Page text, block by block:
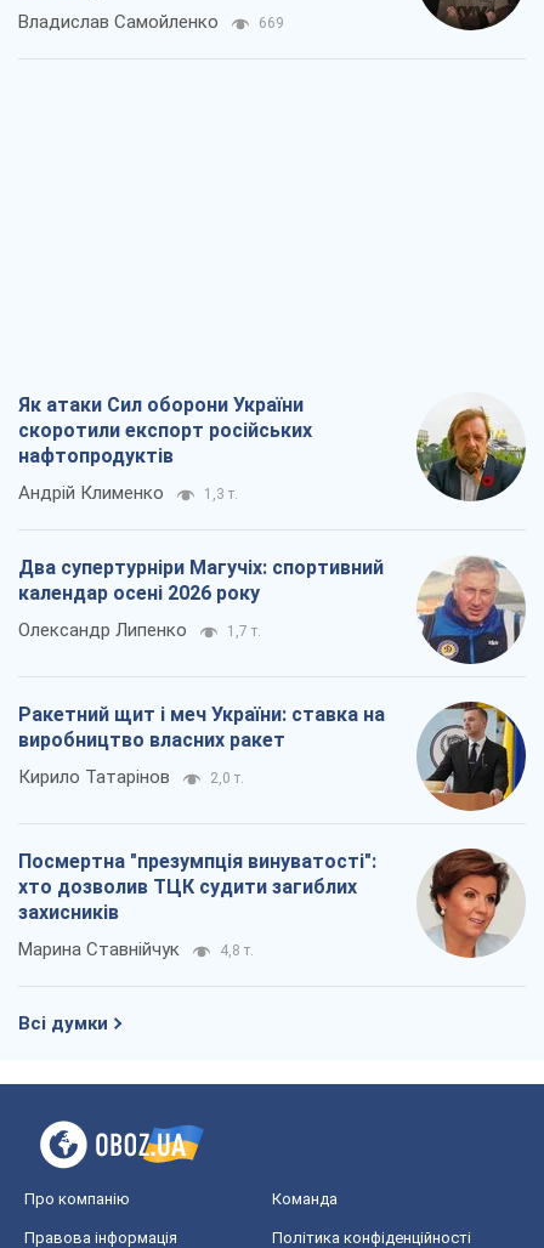
Владислав Самойленко 669
Як атаки Сил оборони України
скоротили експорт російських
нафтопродуктів
Андрій Клименко 1,3 т.
Два супертурніри Магучіх: спортивний
календар осені 2026 року
Олександр Липенко 1,7 т.
Ракетний щит і меч України: ставка на
виробництво власних ракет
Кирило Татарінов 2,0 т.
Посмертна "презумпція винуватості":
хто дозволив ТЦК судити загиблих
захисників
Марина Ставнійчук 4,8 т.
Всі думки
Про компанію Команда
Правова інформація Політика конфіденційності